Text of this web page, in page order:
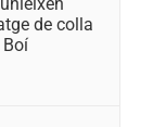
de colla
Boí